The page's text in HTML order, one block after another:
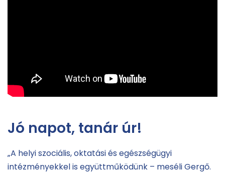
Jó napot, tanár úr!
„A helyi szociális, oktatási és egészségügyi
intézményekkel is együttműködünk – meséli Gergő.